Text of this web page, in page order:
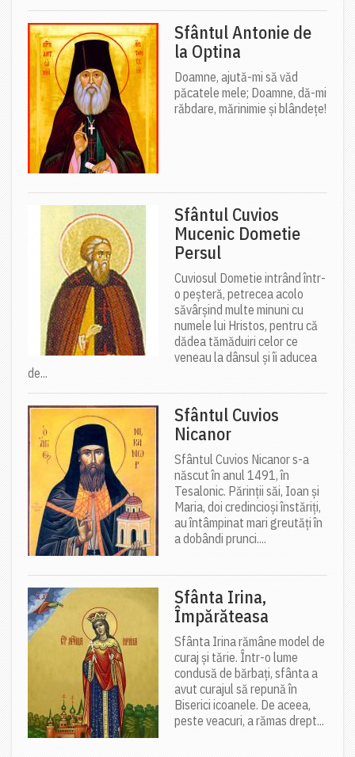
Sfântul Antonie de
la Optina
Doamne, ajută-mi să văd
păcatele mele; Doamne, dă-mi
răbdare, mărinimie şi blândeţe!
Sfântul Cuvios
Mucenic Dometie
Persul
Cuviosul Dometie intrând într-
o peșteră, petrecea acolo
săvârșind multe minuni cu
numele lui Hristos, pentru că
dădea tămăduiri celor ce
veneau la dânsul și îi aducea
de...
Sfântul Cuvios
Nicanor
Sfântul Cuvios Nicanor s-a
născut în anul 1491, în
Tesalonic. Părinții săi, Ioan și
Maria, doi credincioși înstăriți,
au întâmpinat mari greutăți în
a dobândi prunci....
Sfânta Irina,
Împărăteasa
Sfânta Irina rămâne model de
curaj și tărie. Într-o lume
condusă de bărbați, sfânta a
avut curajul să repună în
Biserici icoanele. De aceea,
peste veacuri, a rămas drept...